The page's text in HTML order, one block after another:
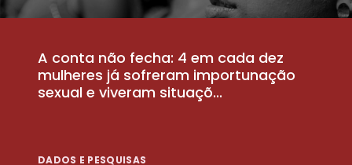
A conta não fecha: 4 em cada dez
mulheres já sofreram importunação
sexual e viveram situaçõ...
DADOS E PESQUISAS